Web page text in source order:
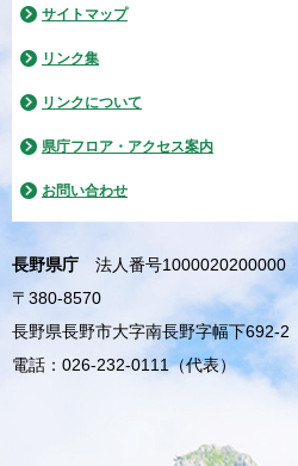
サイトマップ
リンク集
リンクについて
県庁フロア・アクセス案内
お問い合わせ
長野県庁
法人番号1000020200000
〒380-8570
長野県長野市大字南長野字幅下692-2
電話：026-232-0111（代表）